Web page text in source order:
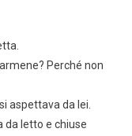
Perché non
aspettava da lei.
da letto e chiuse